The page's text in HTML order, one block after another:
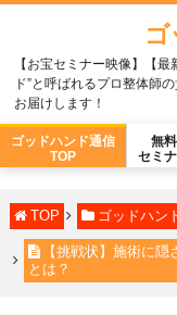
【お宝セミナー映像】【
ド”と呼ばれるプロ整体師
お届けします！
ゴッドハンド通信
TOP
無
セミ
TOP ゴッドハン
【挑戦状】施術に
とは？